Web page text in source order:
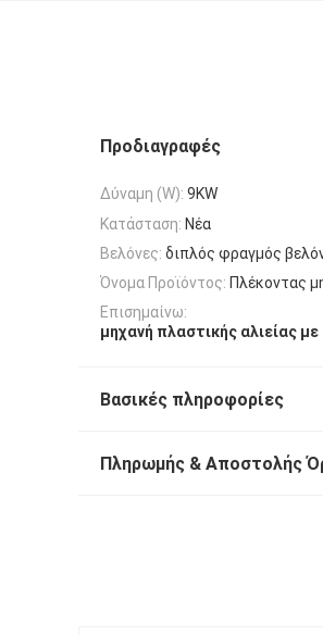
Προδιαγραφές
Δύναμη (W): 9KW
Κατάσταση: Νέα
Βελόνες: διπλός φραγμός
Όνομα Προϊόντος: Πλέκοντας
Επισημαίνω:
μηχανή πλαστικής αλιείας με
Βασικές πληροφορίες
Πληρωμής & Αποστολής